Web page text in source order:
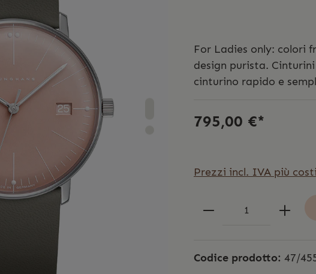
For Ladies only: colori
design purista.
cinturino rapido e
795,00 €*
Prezzi incl. IVA più
Codice prodotto: 47/